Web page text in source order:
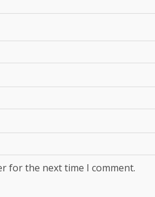
for the next time I comment.